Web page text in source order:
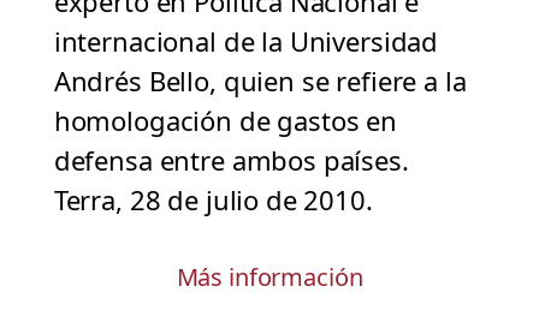
internacional de la Universidad
Andrés Bello, quien se refiere a la
homologación de gastos en
defensa entre ambos países.
Terra, 28 de julio de 2010.
Más información